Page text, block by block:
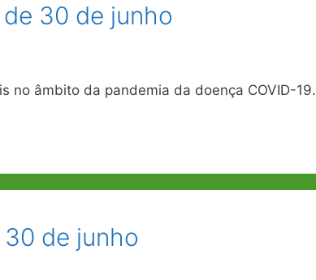
30 de junho
no âmbito da pandemia da doença COVID-19.
de junho